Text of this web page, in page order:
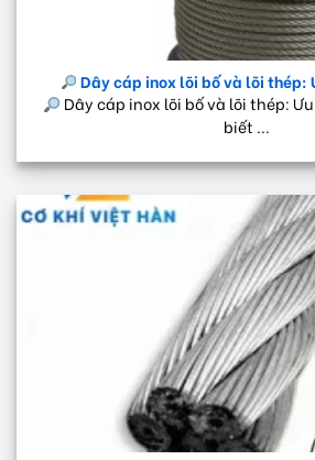
Dây cáp inox lõi bố và lõi thép:
Dây cáp inox lõi bố và lõi thép:
biết ...